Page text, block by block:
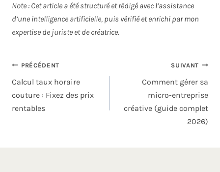
Note : Cet article a été structuré et rédigé avec l’assistance
d’une intelligence artificielle, puis vérifié et enrichi par mon
expertise de juriste et de créatrice.
PRÉCÉDENT
Calcul taux horaire
couture : Fixez des prix
rentables
SUIVANT
Comment gérer sa
micro-entreprise
créative (guide complet
2026)